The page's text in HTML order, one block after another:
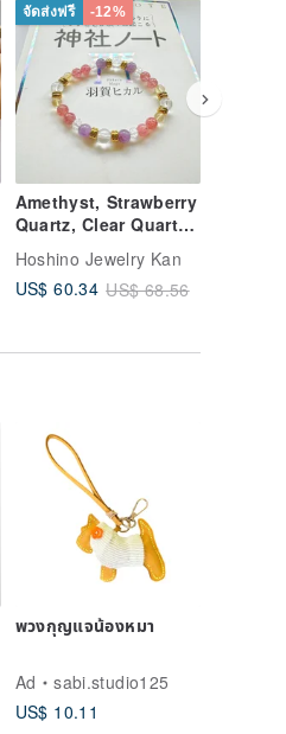
จัดส่งฟรี -12%
Amethyst, Strawberry
Quartz, Clear Quartz,
Citrine, New Year,
Natural Crystal,
Handmade, Gift,
Hoshino Jewelry Kan
US$ 60.34 US$ 68.56
พวงกุญแจน้องหมา
Ad
sabi.studio125
US$ 10.11